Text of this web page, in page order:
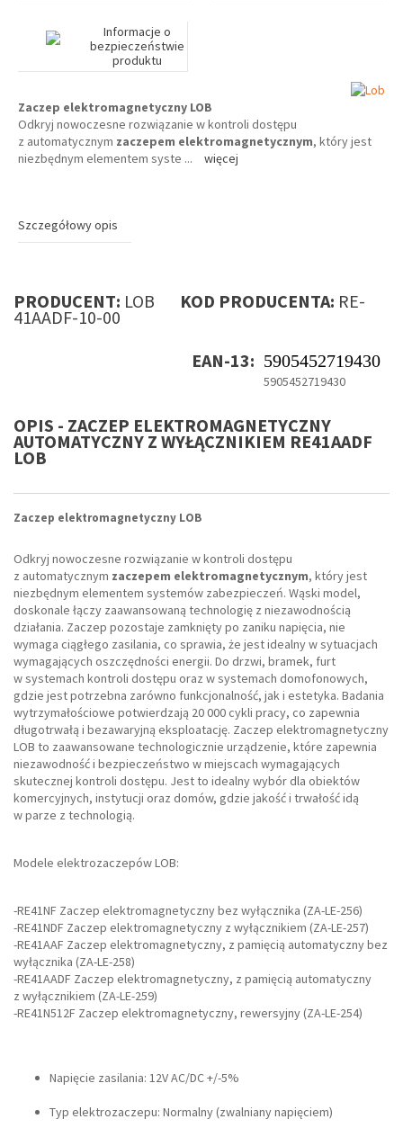
Informacje o
bezpieczeństwie
produktu
Zaczep elektromagnetyczny LOB
Odkryj nowoczesne rozwiązanie w kontroli dostępu
z automatycznym zaczepem elektromagnetycznym, który jest
niezbędnym elementem syste ... więcej
Szczegółowy opis
PRODUCENT: LOB KOD PRODUCENTA: RE-
41AADF-10-00
EAN-13: 5905452719430
5905452719430
OPIS - ZACZEP ELEKTROMAGNETYCZNY
AUTOMATYCZNY Z WYŁĄCZNIKIEM RE41AADF
LOB
Zaczep elektromagnetyczny LOB
Odkryj nowoczesne rozwiązanie w kontroli dostępu
z automatycznym zaczepem elektromagnetycznym, który jest
niezbędnym elementem systemów zabezpieczeń. Wąski model,
doskonale łączy zaawansowaną technologię z niezawodnością
działania. Zaczep pozostaje zamknięty po zaniku napięcia, nie
wymaga ciągłego zasilania, co sprawia, że jest idealny w sytuacjach
wymagających oszczędności energii. Do drzwi, bramek, furt
w systemach kontroli dostępu oraz w systemach domofonowych,
gdzie jest potrzebna zarówno funkcjonalność, jak i estetyka. Badania
wytrzymałościowe potwierdzają 20 000 cykli pracy, co zapewnia
długotrwałą i bezawaryjną eksploatację. Zaczep elektromagnetyczny
LOB to zaawansowane technologicznie urządzenie, które zapewnia
niezawodność i bezpieczeństwo w miejscach wymagających
skutecznej kontroli dostępu. Jest to idealny wybór dla obiektów
komercyjnych, instytucji oraz domów, gdzie jakość i trwałość idą
w parze z technologią.
Modele elektrozaczepów LOB:
-RE41NF Zaczep elektromagnetyczny bez wyłącznika (ZA-LE-256)
-RE41NDF Zaczep elektromagnetyczny z wyłącznikiem (ZA-LE-257)
-RE41AAF Zaczep elektromagnetyczny, z pamięcią automatyczny bez
wyłącznika (ZA-LE-258)
-RE41AADF Zaczep elektromagnetyczny, z pamięcią automatyczny
z wyłącznikiem (ZA-LE-259)
-RE41N512F Zaczep elektromagnetyczny, rewersyjny (ZA-LE-254)
Napięcie zasilania: 12V AC/DC +/-5%
Typ elektrozaczepu: Normalny (zwalniany napięciem)